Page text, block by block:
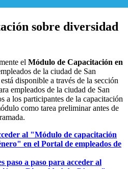
sobre diversidad
el Módulo de Capacitación en
de la ciudad de San
disponible a través de la sección
empleados de la ciudad de San
a los participantes de la capacitación
como tarea preliminar antes de
al "Módulo de capacitación
en el Portal de empleados de
paso a paso para acceder al